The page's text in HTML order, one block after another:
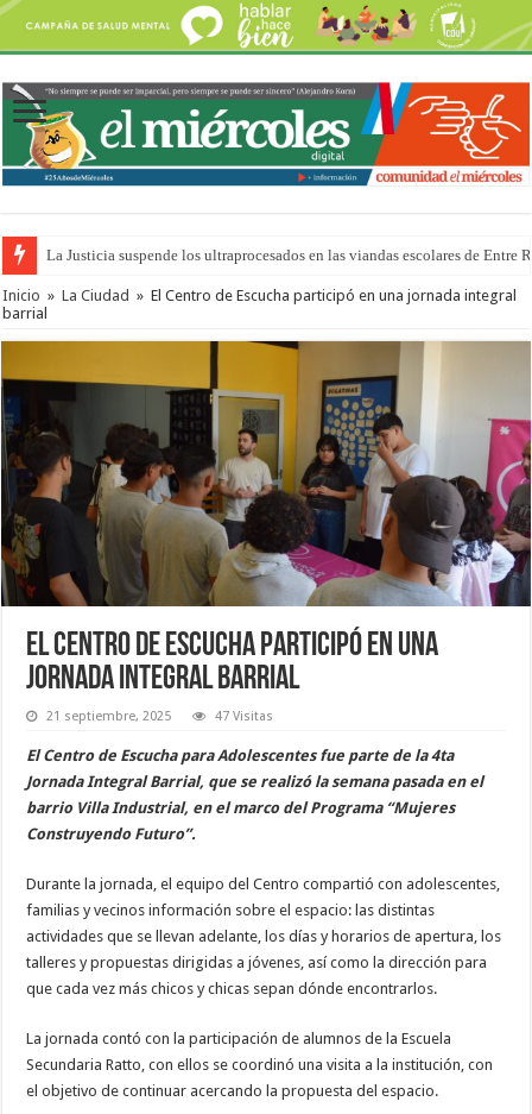
La Justicia suspende los ultraprocesados en las viandas escolares de Entre
Inicio » La Ciudad » El Centro de Escucha participó en una jornada integral
barrial
El Centro de Escucha participó en una
jornada integral barrial
21 septiembre, 2025 47 Visitas
El Centro de Escucha para Adolescentes fue parte de la 4ta
Jornada Integral Barrial, que se realizó la semana pasada en el
barrio Villa Industrial, en el marco del Programa “Mujeres
Construyendo Futuro”.
Durante la jornada, el equipo del Centro compartió con adolescentes,
familias y vecinos información sobre el espacio: las distintas
actividades que se llevan adelante, los días y horarios de apertura, los
talleres y propuestas dirigidas a jóvenes, así como la dirección para
que cada vez más chicos y chicas sepan dónde encontrarlos.
La jornada contó con la participación de alumnos de la Escuela
Secundaria Ratto, con ellos se coordinó una visita a la institución, con
el objetivo de continuar acercando la propuesta del espacio.